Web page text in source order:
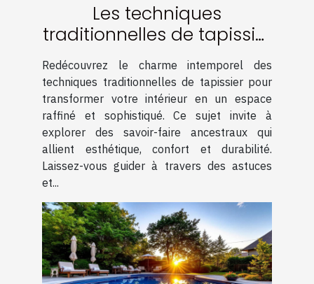
Les techniques
traditionnelles de tapissier
pour un intérieur élégant
Redécouvrez le charme intemporel des
techniques traditionnelles de tapissier pour
transformer votre intérieur en un espace
raffiné et sophistiqué. Ce sujet invite à
explorer des savoir-faire ancestraux qui
allient esthétique, confort et durabilité.
Laissez-vous guider à travers des astuces
et...